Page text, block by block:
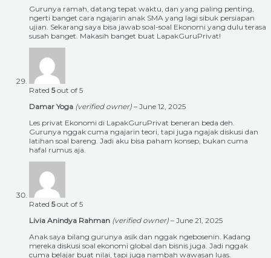
Gurunya ramah, datang tepat waktu, dan yang paling penting,
ngerti banget cara ngajarin anak SMA yang lagi sibuk persiapan
ujian. Sekarang saya bisa jawab soal-soal Ekonomi yang dulu terasa
susah banget. Makasih banget buat LapakGuruPrivat!
Rated 5out of 5
Damar Yoga (verified owner) – June 12, 2025
Les privat Ekonomi di LapakGuruPrivat beneran beda deh.
Gurunya nggak cuma ngajarin teori, tapi juga ngajak diskusi dan
latihan soal bareng. Jadi aku bisa paham konsep, bukan cuma
hafal rumus aja.
Rated 5out of 5
Livia Anindya Rahman (verified owner) – June 21, 2025
Anak saya bilang gurunya asik dan nggak ngebosenin. Kadang
mereka diskusi soal ekonomi global dan bisnis juga. Jadi nggak
cuma belajar buat nilai, tapi juga nambah wawasan luas.